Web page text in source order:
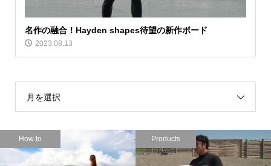
名作の融合！Hayden shapes待望の新作ボード
2023.08.13
月を選択
How to Products